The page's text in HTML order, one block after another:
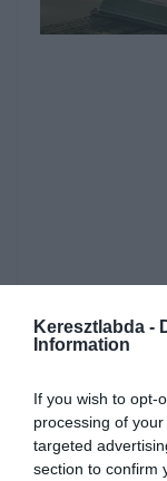
Keresztlabda -
Information
If you wish to opt-
processing of
targeted
section to confirm
könnyen fog
kérdezünk. Ha
játssz velünk